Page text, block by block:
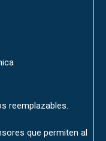
reemplazables.
que permiten al